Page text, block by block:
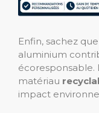
Enfin, sachez
aluminium
écoresponsable.
matériau
impact